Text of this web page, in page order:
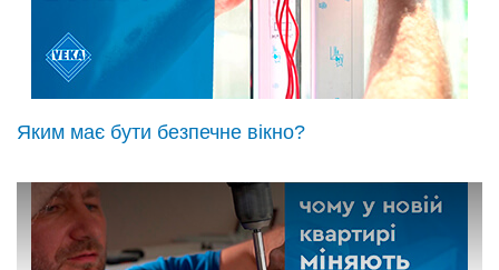
Яким має бути безпечне вікно?